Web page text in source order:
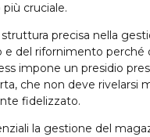
cruciale.
precisa nella
e del rifornimento perché
impone un presidio
che non deve rivelarsi
fidelizzato.
la gestione del